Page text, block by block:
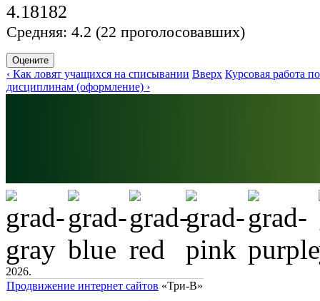
4.18182
Средняя: 4.2 (22 проголосовавших)
‹ Как ловят учащихся на списывании Вверх Курсовая работа
дисциплинам (оформление) ›
2026.
Продвижение интернет сайтов «Три-В»